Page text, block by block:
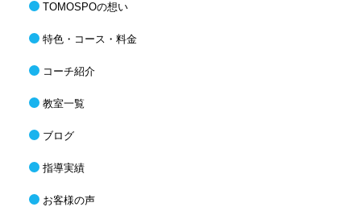
TOMOSPOの想い
特色・コース・料金
コーチ紹介
教室一覧
ブログ
指導実績
お客様の声